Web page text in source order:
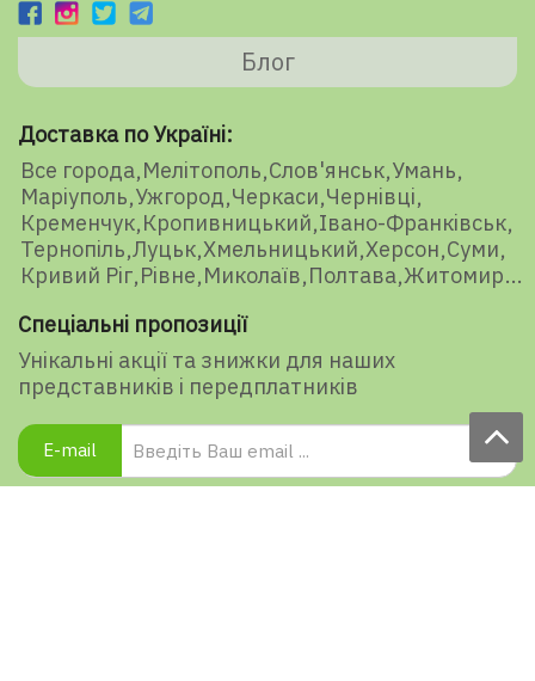
Блог
Доставка по Україні:
Все города Мелітополь Слов'янськ Умань
Маріуполь Ужгород Черкаси Чернівці
Кременчук Кропивницький Івано-Франківськ
Тернопіль Луцьк Хмельницький Херсон Суми
Кривий Ріг Рівне Миколаїв Полтава Житомир
Спеціальні пропозиції
Унікальні акції та знижки для наших
представників і передплатників
E-mail